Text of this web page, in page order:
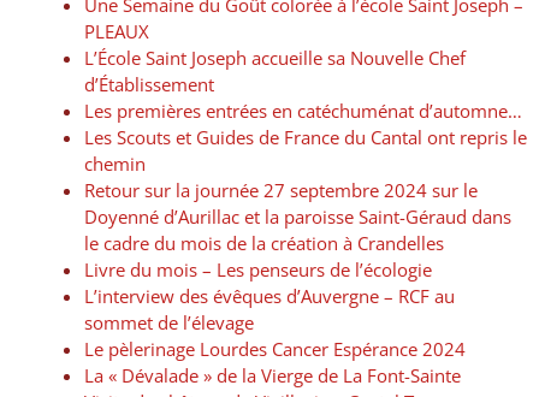
PLEAUX
L’École Saint Joseph accueille sa Nouvelle Chef
d’Établissement
Les premières entrées en catéchuménat d’automne…
Les Scouts et Guides de France du Cantal ont repris le
chemin
Retour sur la journée 27 septembre 2024 sur le
Doyenné d’Aurillac et la paroisse Saint-Géraud dans
le cadre du mois de la création à Crandelles
Livre du mois – Les penseurs de l’écologie
L’interview des évêques d’Auvergne – RCF au
sommet de l’élevage
Le pèlerinage Lourdes Cancer Espérance 2024
La « Dévalade » de la Vierge de La Font-Sainte